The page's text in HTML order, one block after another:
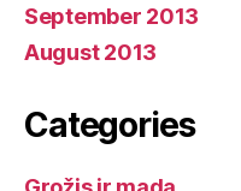
September 2013
August 2013
Categories